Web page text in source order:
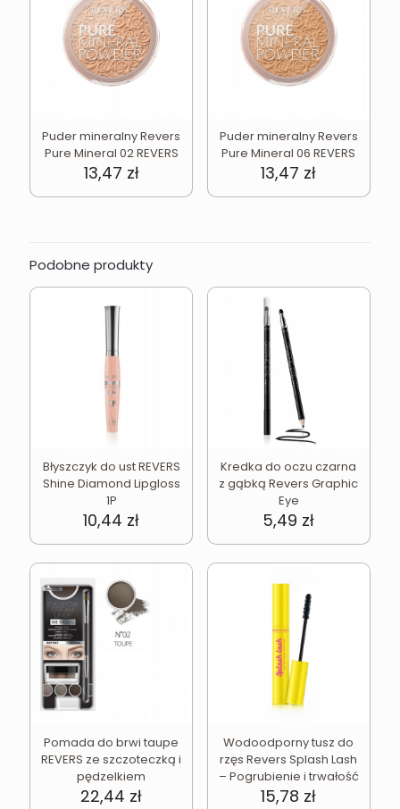
Puder mineralny Revers
Pure Mineral 02 REVERS
13,47 zł
Puder mineralny Revers
Pure Mineral 06 REVERS
13,47 zł
Podobne produkty
Błyszczyk do ust REVERS
Shine Diamond Lipgloss
1P
10,44 zł
Kredka do oczu czarna
z gąbką Revers Graphic
Eye
5,49 zł
Pomada do brwi taupe
REVERS ze szczoteczką i
pędzelkiem
22,44 zł
Wodoodporny tusz do
rzęs Revers Splash Lash
– Pogrubienie i trwałość
15,78 zł